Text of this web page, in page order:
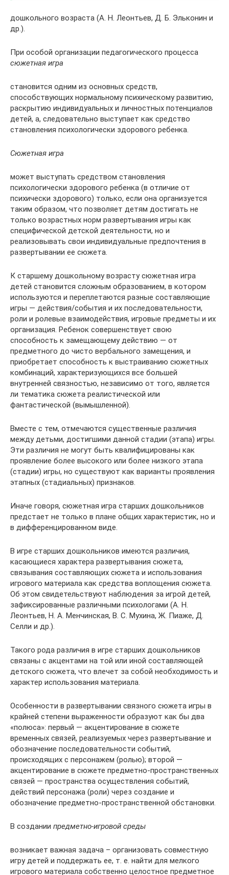
дошкольного возраста (А. Н. Леонтьев, Д. Б. Эльконин и
др.).
При особой организации педагогического процесса
сюжетная игра
становится одним из основных средств,
способствующих нормальному психическому развитию,
раскрытию индивидуальных и личностных потенциалов
детей, а, следовательно выступает как средство
становления психологически здорового ребенка.
Сюжетная игра
может выступать средством становления
психологически здорового ребенка (в отличие от
психически здорового) только, если она организуется
таким образом, что позволяет детям достигать не
только возрастных норм развертывания игры как
специфической детской деятельности, но и
реализовывать свои индивидуальные предпочтения в
развертывании ее сюжета.
К старшему дошкольному возрасту сюжетная игра
детей становится сложным образованием, в котором
используются и переплетаются разные составляющие
игры — действия/события и их последовательности,
роли и ролевые взаимодействия, игровые предметы и их
организация. Ребенок совершенствует свою
способность к замещающему действию — от
предметного до чисто вербального замещения, и
приобретает способность к выстраиванию сюжетных
комбинаций, характеризующихся все большей
внутренней связностью, независимо от того, является
ли тематика сюжета реалистической или
фантастической (вымышленной).
Вместе с тем, отмечаются существенные различия
между детьми, достигшими данной стадии (этапа) игры.
Эти различия не могут быть квалифицированы как
проявление более высокого или более низкого этапа
(стадии) игры, но существуют как варианты проявления
этапных (стадиальных) признаков.
Иначе говоря, сюжетная игра старших дошкольников
предстает не только в плане общих характеристик, но и
в дифференцированном виде.
В игре старших дошкольников имеются различия,
касающиеся характера развертывания сюжета,
связывания составляющих сюжета и использования
игрового материала как средства воплощения сюжета.
Об этом свидетельствуют наблюдения за игрой детей,
зафиксированные различными психологами (А. Н.
Леонтьев, Н. А. Менчинская, В. С. Мухина, Ж. Пиаже, Д.
Селли и др.).
Такого рода различия в игре старших дошкольников
связаны с акцентами на той или иной составляющей
детского сюжета, что влечет за собой необходимость и
характер использования материала.
Особенности в развертывании связного сюжета игры в
крайней степени выраженности образуют как бы два
«полюса»: первый — акцентирование в сюжете
временных связей, реализуемых через развертывание и
обозначение последовательности событий,
происходящих с персонажем (ролью); второй —
акцентирование в сюжете предметно-пространственных
связей — пространства осуществления событий,
действий персонажа (роли) через создание и
обозначение предметно-пространственной обстановки.
В создании предметно-игровой среды
возникает важная задача – организовать совместную
игру детей и поддержать ее, т. е. найти для мелкого
игрового материала собственно целостное предметное